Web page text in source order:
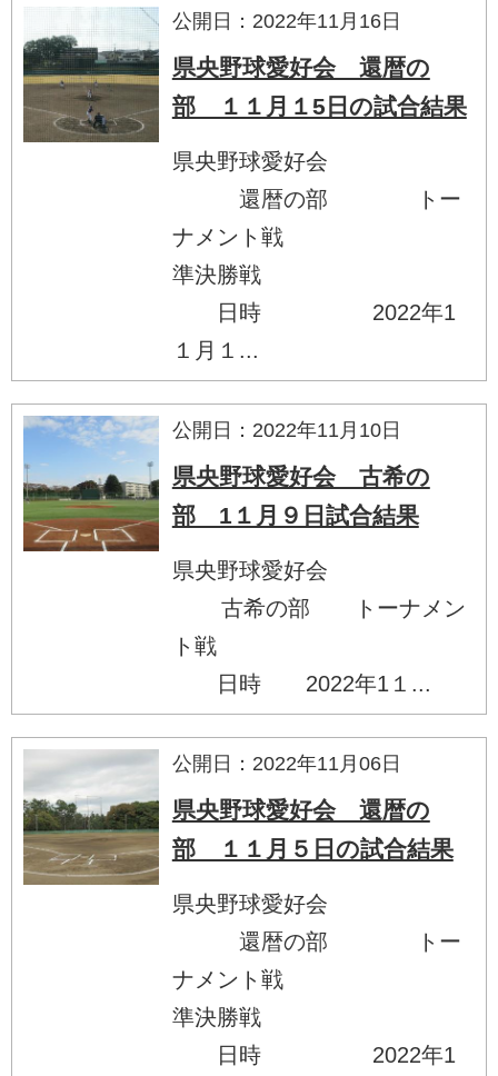
公開日：2022年11月16日
県央野球愛好会 還暦の
部 １１月１5日の試合結果
県央野球愛好会
還暦の部 トー
ナメント戦
準決勝戦
日時 2022年1
１月１...
公開日：2022年11月10日
県央野球愛好会 古希の
部 1１月９日試合結果
県央野球愛好会
古希の部 トーナメン
ト戦
日時 2022年1１...
公開日：2022年11月06日
県央野球愛好会 還暦の
部 １１月５日の試合結果
県央野球愛好会
還暦の部 トー
ナメント戦
準決勝戦
日時 2022年1